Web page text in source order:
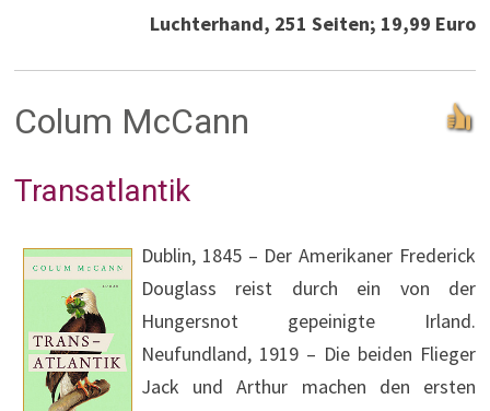
Luchterhand, 251 Seiten; 19,99 Euro
Colum McCann
Transatlantik
Dublin, 1845 – Der Amerikaner Frederick
Douglass reist durch ein von der
Hungersnot gepeinigte Irland.
Neufundland, 1919 – Die beiden Flieger
Jack und Arthur machen den ersten